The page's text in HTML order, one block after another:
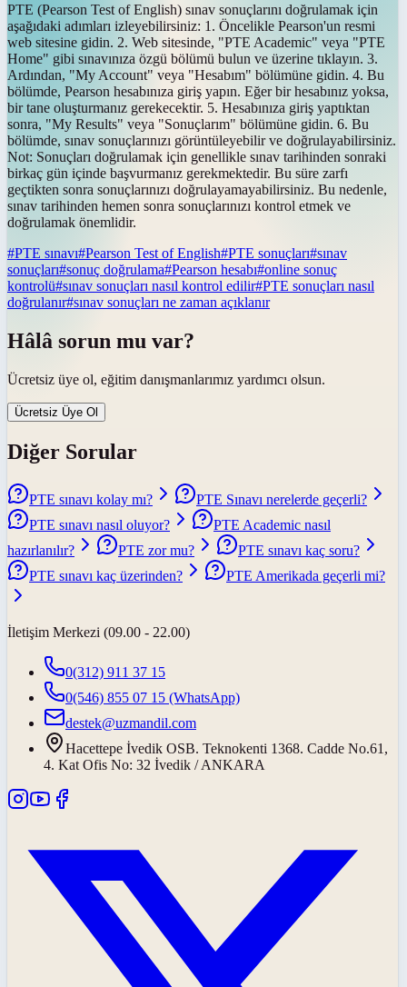
PTE (Pearson Test of English) sınav sonuçlarını doğrulamak için
aşağıdaki adımları izleyebilirsiniz: 1. Öncelikle Pearson'un resmi
web sitesine gidin. 2. Web sitesinde, "PTE Academic" veya "PTE
Home" gibi sınavınıza özgü bölümü bulun ve üzerine tıklayın. 3.
Ardından, "My Account" veya "Hesabım" bölümüne gidin. 4. Bu
bölümde, Pearson hesabınıza giriş yapın. Eğer bir hesabınız yoksa,
bir tane oluşturmanız gerekecektir. 5. Hesabınıza giriş yaptıktan
sonra, "My Results" veya "Sonuçlarım" bölümüne gidin. 6. Bu
bölümde, sınav sonuçlarınızı görüntüleyebilir ve doğrulayabilirsiniz.
Not: Sonuçları doğrulamak için genellikle sınav tarihinden sonraki
birkaç gün içinde başvurmanız gerekmektedir. Bu süre zarfı
geçtikten sonra sonuçlarınızı doğrulayamayabilirsiniz. Bu nedenle,
sınav tarihinden hemen sonra sonuçlarınızı kontrol etmek ve
doğrulamak önemlidir.
#PTE sınavı#Pearson Test of English#PTE sonuçları#sınav
sonuçları#sonuç doğrulama#Pearson hesabı#online sonuç
kontrolü#sınav sonuçları nasıl kontrol edilir#PTE sonuçları nasıl
doğrulanır#sınav sonuçları ne zaman açıklanır
Hâlâ sorun mu var?
Ücretsiz üye ol, eğitim danışmanlarımız yardımcı olsun.
Ücretsiz Üye Ol
Diğer Sorular
PTE sınavı kolay mı?
PTE Sınavı nerelerde geçerli?
PTE sınavı nasıl oluyor?
PTE Academic nasıl
hazırlanılır?
PTE zor mu?
PTE sınavı kaç soru?
PTE sınavı kaç üzerinden?
PTE Amerikada geçerli mi?
İletişim Merkezi (09.00 - 22.00)
0(312) 911 37 15
0(546) 855 07 15 (WhatsApp)
destek@uzmandil.com
Hacettepe İvedik OSB. Teknokenti 1368. Cadde No.61,
4. Kat Ofis No: 32 İvedik / ANKARA